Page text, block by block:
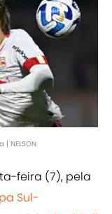
NELSON
feira (7), pela
Sul-